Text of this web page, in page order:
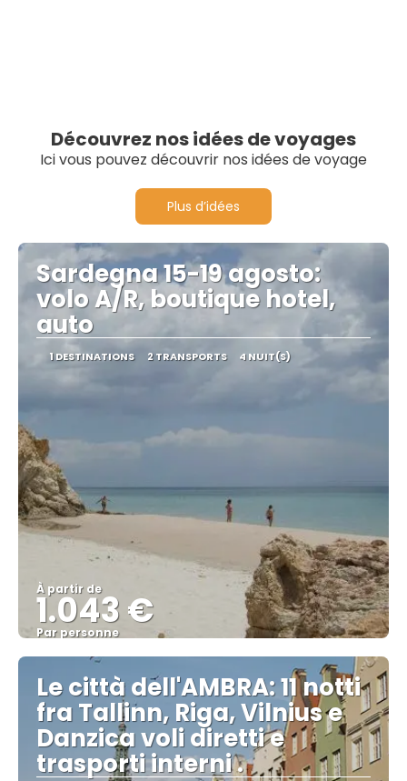
Découvrez nos idées de voyages
Ici vous pouvez découvrir nos idées de voyage
Plus d’idées
Sardegna 15-19 agosto:
volo A/R, boutique hotel,
auto
1 DESTINATIONS 2 TRANSPORTS 4 NUIT(S)
À partir de
1.043 €
Par personne
Afficher
Le città dell'AMBRA: 11 notti
fra Tallinn, Riga, Vilnius e
Danzica voli diretti e
trasporti interni .